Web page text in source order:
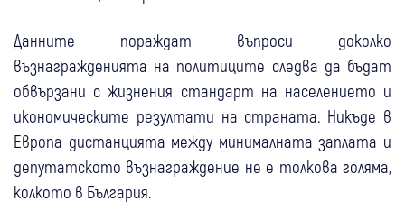
Данните пораждат въпроси доколко
възнагражденията на политиците следва да бъдат
обвързани с жизнения стандарт на населението и
икономическите резултати на страната. Никъде в
Европа дистанцията между минималната заплата и
депутатското възнаграждение не е толкова голяма,
колкото в България.